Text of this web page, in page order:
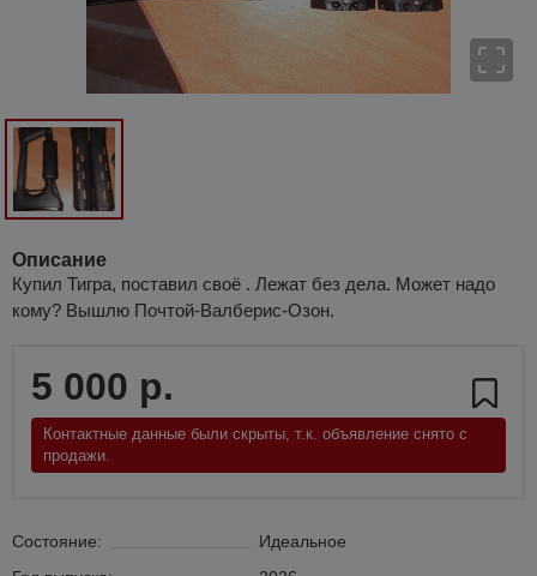
Описание
Купил Тигра, поставил своё . Лежат без дела. Может надо
кому? Вышлю Почтой-Валберис-Озон.
5 000 р.
Контактные данные были скрыты, т.к. объявление снято с
продажи.
Состояние:
Идеальное